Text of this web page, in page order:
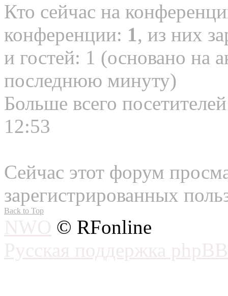
Кто сейчас на
конференции: 1, из них
и гостей: 1 (основано на
последнюю минуту)
Больше всего
12:53
Сейчас этот форум
зарегистрированных
Back to Top
© RFonline